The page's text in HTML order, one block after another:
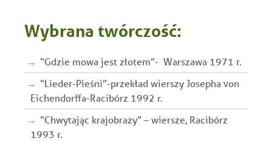
Wybrana twórczość:
“Gdzie mowa jest złotem”- Warszawa 1971 r.
“Lieder-Pieśni”-przekład wierszy Josepha von
Eichendorffa-Racibórz 1992 r.
“Chwytając krajobrazy” – wiersze, Racibórz
1993 r.